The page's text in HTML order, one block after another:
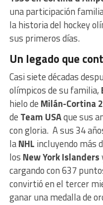
una participación
la historia del hockey
sus primeros días.
Un legado que
Casi siete décadas
olímpicos de su familia,
hielo de Milán-Cortina
de Team USAque sus
con gloria. A sus 34
laNHL incluyendo más
los New York Islanders
cargando con 637
convirtió en el tercer
ganar una medalla de